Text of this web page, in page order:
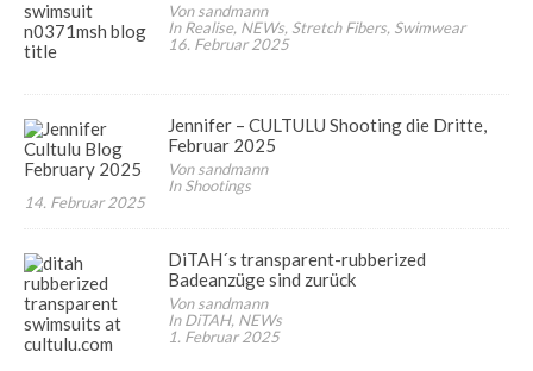
Von sandmann
In Realise, NEWs, Stretch Fibers, Swimwear
16. Februar 2025
Jennifer – CULTULU Shooting die Dritte,
Februar 2025
Von sandmann
In Shootings
14. Februar 2025
DiTAH´s transparent-rubberized
Badeanzüge sind zurück
Von sandmann
In DiTAH, NEWs
1. Februar 2025